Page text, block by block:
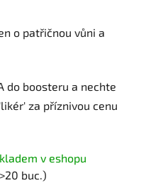
o patřičnou vůni a
do boosteru a nechte
za příznivou cenu
v eshopu
buc.)